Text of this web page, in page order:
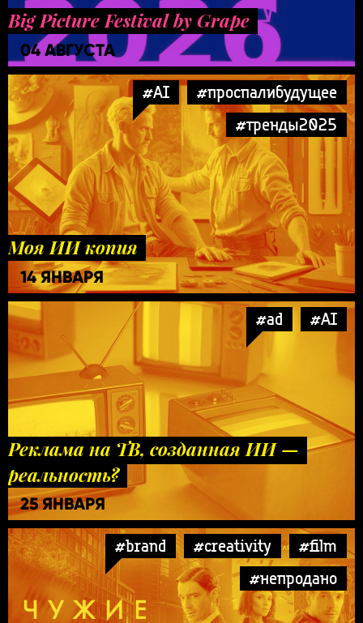
Big Picture Festival by Grape
04 АВГУСТА
#AI
#проспалибудущее
#тренды2025
Моя ИИ копия
14 ЯНВАРЯ
#ad #AI
Реклама на ТВ, созданная ИИ —
реальность?
25 ЯНВАРЯ
#brand #creativity
#film
#непродано